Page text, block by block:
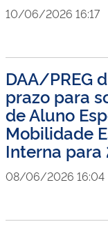
10/06/2026 16:17
DAA/PREG
prazo para
de Aluno
Mobilidade
Interna para
08/06/2026 16:04